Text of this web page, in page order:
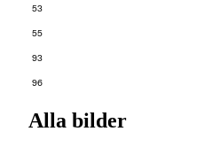
53
55
93
96
Alla bilder